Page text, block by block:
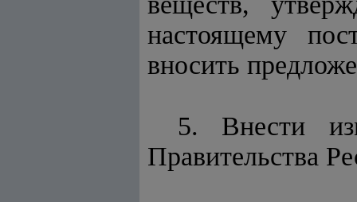
настоящему
вносить
5. Внести
Правительства